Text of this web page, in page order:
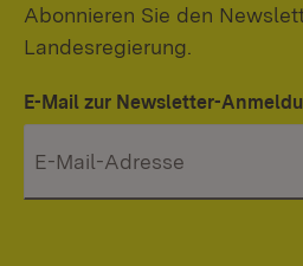
Abonnieren Sie den
Landesregierung.
E-Mail zur Newsletter-